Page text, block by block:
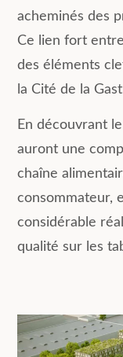
acheminés des
Ce lien fort
des éléments
la Cité de la
En découvrant
auront une
chaîne
consommateur,
considérable
qualité sur les